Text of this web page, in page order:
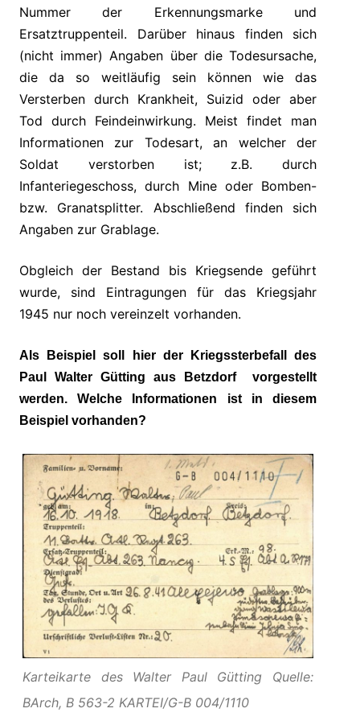
Nummer der Erkennungsmarke und
Ersatztruppenteil. Darüber hinaus finden sich
(nicht immer) Angaben über die Todesursache,
die da so weitläufig sein können wie das
Versterben durch Krankheit, Suizid oder aber
Tod durch Feindeinwirkung. Meist findet man
Informationen zur Todesart, an welcher der
Soldat verstorben ist; z.B. durch
Infanteriegeschoss, durch Mine oder Bomben-
bzw. Granatsplitter. Abschließend finden sich
Angaben zur Grablage.
Obgleich der Bestand bis Kriegsende geführt
wurde, sind Eintragungen für das Kriegsjahr
1945 nur noch vereinzelt vorhanden.
Als Beispiel soll hier der Kriegssterbefall des
Paul Walter Gütting aus Betzdorf vorgestellt
werden. Welche Informationen ist in diesem
Beispiel vorhanden?
Karteikarte des Walter Paul Gütting Quelle:
BArch, B 563-2 KARTEI/G-B 004/1110